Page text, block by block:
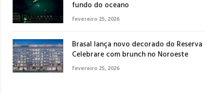
fundo do oceano
fevereiro 25, 2026
Brasal lança novo decorado do Reserva
Celebrare com brunch no Noroeste
fevereiro 25, 2026